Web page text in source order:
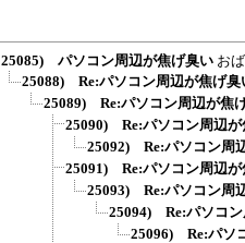
25085) パソコン周辺が焦げ臭い お
25088) Re:パソコン周辺が焦げ臭
25089) Re:パソコン周辺が焦
25090) Re:パソコン周辺が
25092) Re:パソコン周
25091) Re:パソコン周辺が
25093) Re:パソコン周
25094) Re:パソコン
25096) Re:パソ